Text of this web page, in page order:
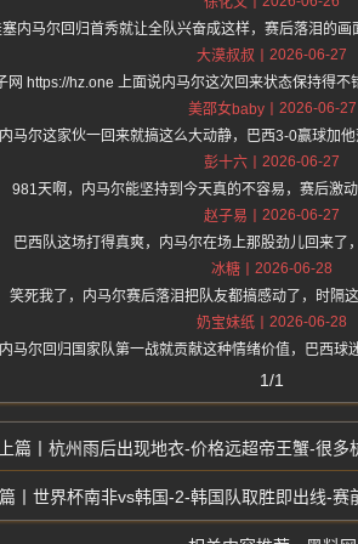
内马尔回归首秀就让全队兴奋成这样，赛后落泪的画
大漠叔叔
2026-06-27
网 https://hz.one 上面说内马尔这次回来状态保持得不
美邵女baby
2026-06-27
内马尔这家伙一回来就搞这么大动静，巴西3-0赢球加他
彭十六
2026-06-27
981天啊，内马尔能坚持到今天真的不容易，赛后激
赵子易
2026-06-27
巴西队这场打得真爽，内马尔在场上那股劲儿回来了
冰糖
2026-06-28
笑死我了，内马尔赛后落泪把队友都搞感动了，时隔
奶宝妹纸
2026-06-28
内马尔回归国家队第一战就贡献这种情绪价值，巴西球
1/1
杭州雨后出现地衣-价格远超帝王蟹-很多
世界杯南非vs韩国-2-韩国队取胜即出线-赛